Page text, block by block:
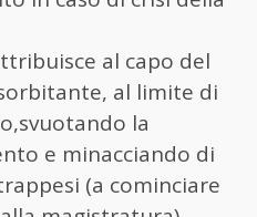
al capo del
al limite di
la
e minacciando di
(a cominciare